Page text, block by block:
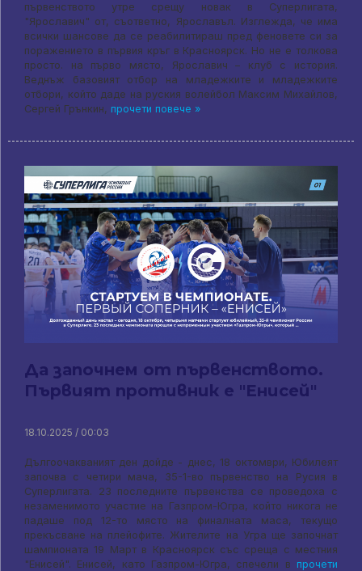
първенството утре срещу новак в Суперлигата,
"Ярославич" от, съответно, Ярославъл. Изглежда, че има
всички шансове да се реабилитираш пред феновете си за
поражението в първия кръг в Красноярск. Но не е толкова
просто. на първо място, Ярославич – клуб с история.
Веднъж базовият отбор на младежките и младежките
отбори, който даде на руския волейбол Максим Михайлов,
Сергей Грънкин, прочети повече »
Да започнем от първенството.
Първият противник е "Енисей"
18.10.2025 / 00:03
Дългоочакваният ден дойде - днес, 18 октомври, Юбилеят
започва с четири мача, 35-1-во първенство на Русия в
Суперлигата. 23 последните първенства се проведоха с
незаменимото участие на Газпром-Югра, който никога не
падаше под 12-то място на финалната маса, текущо
прекъсване на плейофите. Жителите на Угра ще започнат
шампионата 19 Март в Красноярск със среща с местния
"Енисей". Енисей, като Газпром-Югра, спечели в прочети